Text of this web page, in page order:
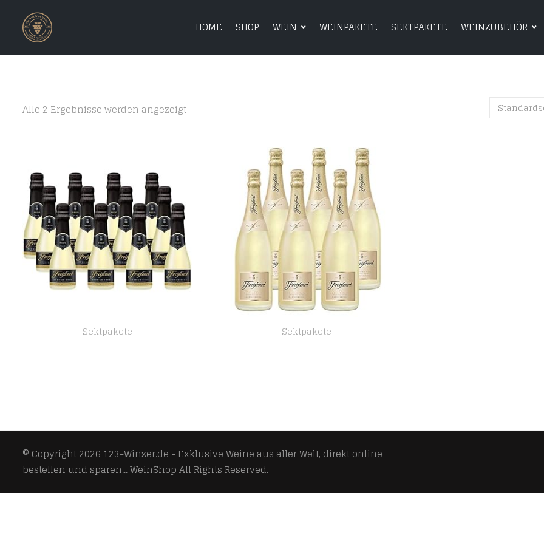
HOME SHOP WEIN WEINPAKETE SEKTPAKETE WEINZUBEHÖR
HOME SHOP WEIN WEINPAKETE
Alle 2 Ergebnisse werden angezeigt
Sektpakete Sektpakete
© Copyright 2026 123-Winzer.de - Exklusive Weine aus aller Welt, direkt online
bestellen und sparen... WeinShopAll Rights Reserved.